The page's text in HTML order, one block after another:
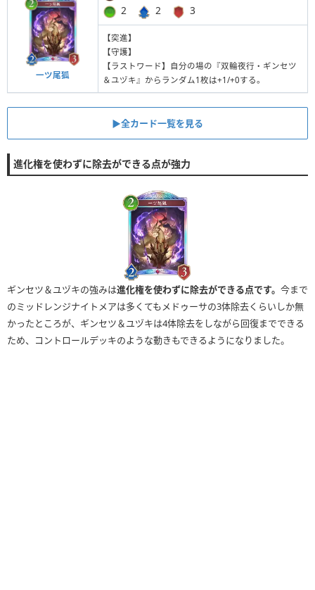
一ツ尾狐
2 2 3
【突進】
【守護】
【ラストワード】自分の場の『双輪夜行・ギンセツ
＆ユヅキ』からランダム1枚は+1/+0する。
▶︎全カード一覧を見る
進化権を使わずに除去ができる点が強力
ギンセツ＆ユヅキの強みは進化権を使わずに除去ができる点です。 今まで
のミッドレンジナイトメアは多くてもメドゥーサの3体除去くらいしか無
かったところが、ギンセツ＆ユヅキは4体除去をしながら回復までできる
ため、コントロールデッキのような動きもできるようになりました。